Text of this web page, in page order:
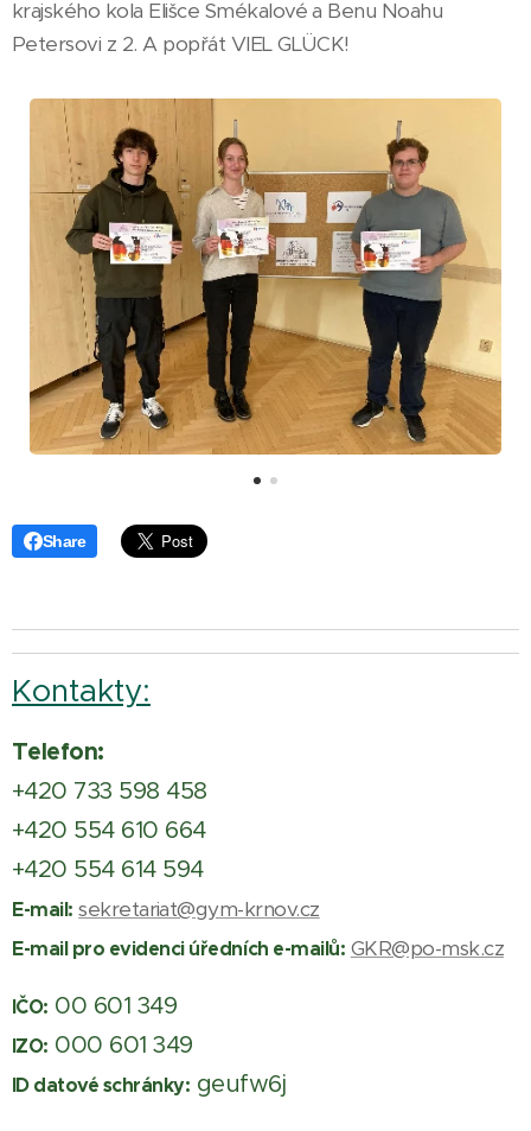
krajského kola Elišce Smékalové a Benu Noahu
Petersovi z 2. A popřát VIEL GLÜCK!
Share
Kontakty:
Telefon:
+420 733 598 458
+420 554 610 664
+420 554 614 594
E-mail: sekretariat@gym-krnov.cz
E-mail pro evidenci úředních e-mailů: GKR@po-msk.cz
IČO: 00 601 349
IZO: 000 601 349
ID datové schránky: geufw6j